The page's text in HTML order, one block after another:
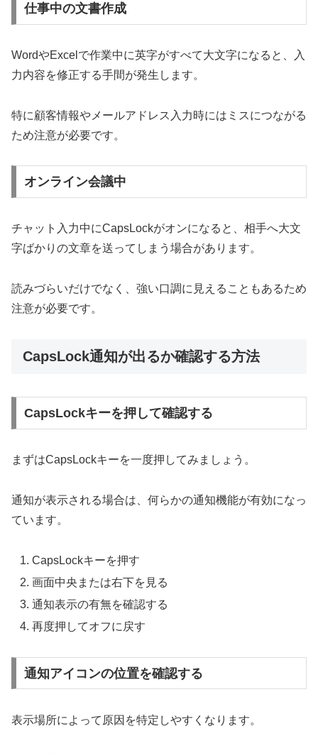
仕事中の文書作成
WordやExcelで作業中に英字がすべて大文字になると、入
力内容を修正する手間が発生します。
特に顧客情報やメールアドレス入力時にはミスにつながる
ため注意が必要です。
オンライン会議中
チャット入力中にCapsLockがオンになると、相手へ大文
字ばかりの文章を送ってしまう場合があります。
読みづらいだけでなく、強い口調に見えることもあるため
注意が必要です。
CapsLock通知が出るか確認する方法
CapsLockキーを押して確認する
まずはCapsLockキーを一度押してみましょう。
通知が表示される場合は、何らかの通知機能が有効になっ
ています。
CapsLockキーを押す
画面中央または右下を見る
通知表示の有無を確認する
再度押してオフに戻す
通知アイコンの位置を確認する
表示場所によって原因を特定しやすくなります。